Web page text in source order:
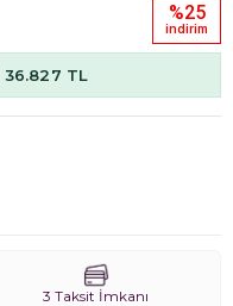
%25
i̇ndi̇ri̇m
36.827 TL
3 Taksit İmkanı